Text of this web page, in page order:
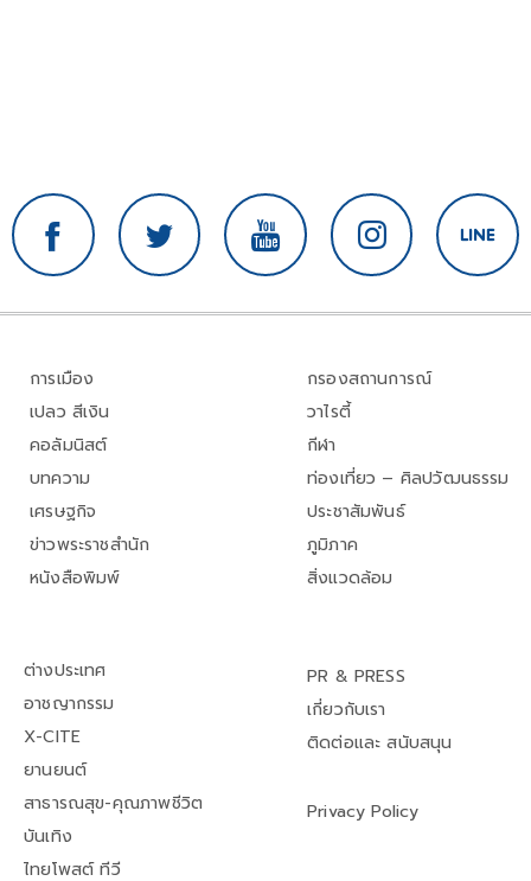
การเมือง
เปลว สีเงิน
คอลัมนิสต์
บทความ
เศรษฐกิจ
ข่าวพระราชสำนัก
หนังสือพิมพ์
กรองสถานการณ์
วาไรตี้
กีฬา
ท่องเที่ยว – ศิลปวัฒนธรรม
ประชาสัมพันธ์
ภูมิภาค
สิ่งแวดล้อม
ต่างประเทศ
อาชญากรรม
X-CITE
ยานยนต์
สาธารณสุข-คุณภาพชีวิต
บันเทิง
ไทยโพสต์ ทีวี
PR & PRESS
เกี่ยวกับเรา
ติดต่อและ สนับสนุน
Privacy Policy